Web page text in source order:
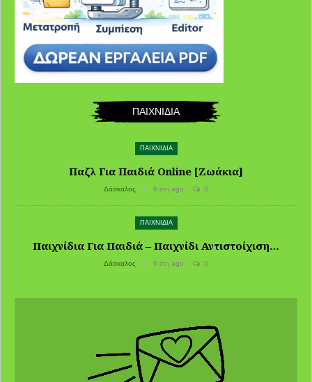
ΠΑΙΧΝΙΔΙΑ
ΠΑΙΧΝΙΔΙΑ
Παζλ Για Παιδιά Online [Ζωάκια]
Δάσκαλος 6 έτη ago 0
ΠΑΙΧΝΙΔΙΑ
Παιχνίδια Για Παιδιά – Παιχνίδι Αντιστοίχιση…
Δάσκαλος 6 έτη ago 0